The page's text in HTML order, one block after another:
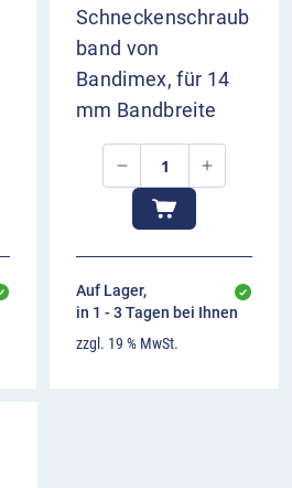
Schneckenschraub
band von
Bandimex, für 14
mm Bandbreite
Auf Lager,
in 1 - 3 Tagen bei Ihnen
zzgl. 19 % MwSt.